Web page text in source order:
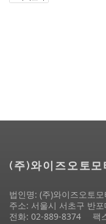
(주)와이즈오토모
법인명: (주)와이즈오토모
주소: 서울시 서초구 반
전화: 02-889-8374
팩